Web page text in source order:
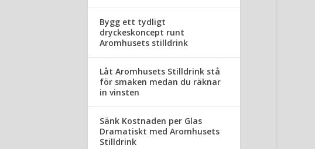
Bygg ett tydligt
dryckeskoncept runt
Aromhusets stilldrink
Låt Aromhusets Stilldrink stå
för smaken medan du räknar
in vinsten
Sänk Kostnaden per Glas
Dramatiskt med Aromhusets
Stilldrink